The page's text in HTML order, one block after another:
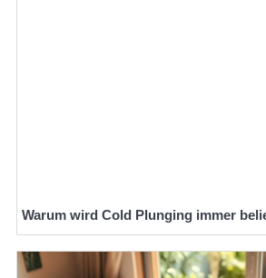
Warum wird Cold Plunging immer